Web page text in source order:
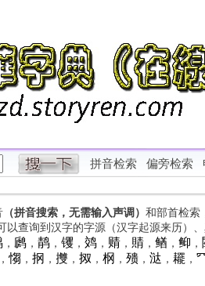
拼音检索 偏旁检索
（拼音搜索，无需输入声调） 和部首检索
查询到汉字的字源（汉字起源来历）
， 䴘， 䴖， 䦆， 䴔， 䞍， 䝼， 䲡 ， 䲟 ，
， 㥮 ， 㧏 ， 㩳， 㧐 ， 㭎 ， 㱮， 㳠 ， 䎱 ，